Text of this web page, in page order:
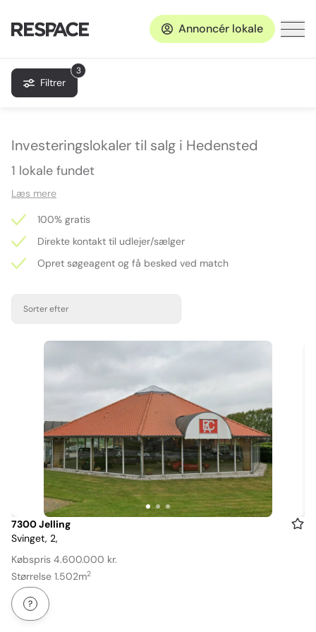
Annoncér lokale
3
Filtrer
Investeringslokaler til salg i Hedensted
1 lokale fundet
Læs mere
100% gratis
Direkte kontakt til udlejer/sælger
Opret søgeagent og få besked ved match
Sorter efter
Item
1
of
3
7300 Jelling
Svinget, 2,
Købspris 4.600.000 kr.
Størrelse 1.502m2